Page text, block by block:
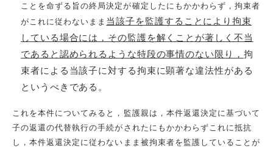
ことを命ずる旨の終局決定が確定したにもかかわらず，拘束者
がこれに従わないまま 当該子を監護することにより拘束
している場合には，その監護を解くことが著しく不当
であると認められるような特段の事情のない限り， 拘
束者による当該子に対する拘束に顕著な違法性がある
というべきである。
これを本件についてみると，監護親は，本件返還決定に基づいて
子の返還の代替執行の手続がされたにもかかわらずこれに抵抗
し，本件返還決定に従わないまま被拘束者を監護していることが